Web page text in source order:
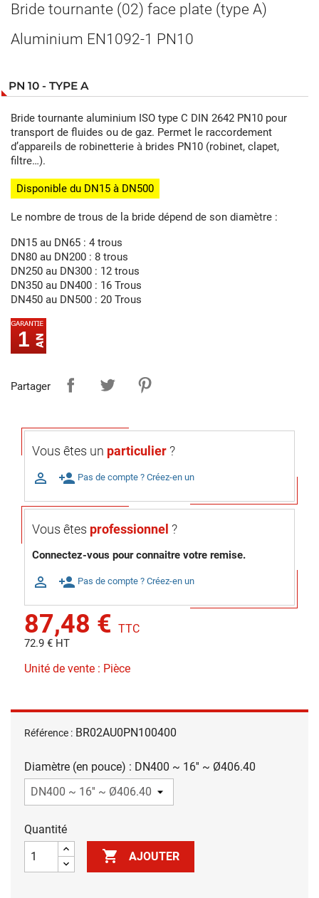
Bride tournante (02) face plate (type A)
Aluminium EN1092-1 PN10
PN 10 - TYPE A
Bride tournante aluminium ISO type C DIN 2642 PN10 pour
transport de fluides ou de gaz. Permet le raccordement
d’appareils de robinetterie à brides PN10 (robinet, clapet,
filtre…).
Disponible du DN15 à DN500
Le nombre de trous de la bride dépend de son diamètre :
DN15 au DN65 : 4 trous
DN80 au DN200 : 8 trous
DN250 au DN300 : 12 trous
DN350 au DN400 : 16 Trous
DN450 au DN500 : 20 Trous
1
Partager
Vous êtes un particulier?
 person_add Pas de compte ? Créez-en un
Vous êtes professionnel ?
Connectez-vous pour connaitre votre remise.
 person_add Pas de compte ? Créez-en un
87,48 € TTC
72.9 € HT
Unité de vente : Pièce
Référence : BR02AU0PN100400
Diamètre (en pouce) : DN400 ~ 16'' ~ Ø406.40
Quantité
 AJOUTER